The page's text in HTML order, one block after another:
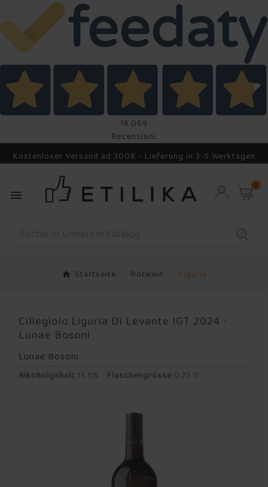
16.069
Recensioni
Kostenloser Versand ad 300€ - Lieferung in 3-5 Werktagen

0
Startseite Rotwein Liguria
Ciliegiolo Liguria Di Levante IGT 2024 -
Lunae Bosoni
Lunae Bosoni
Alkoholgehalt:13.5% Flaschengrösse:0.75 lt